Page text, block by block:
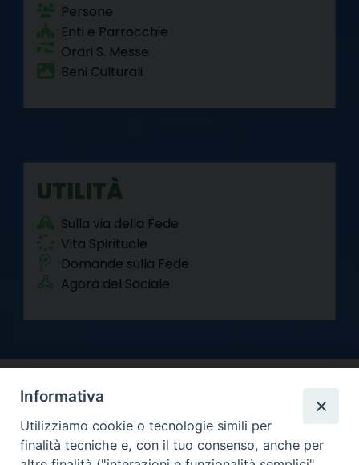
Persone
Enti e Parrocchie
Orari S. Messe
Beni Culturali
UTILITÀ
Sulla via della Fede
Vita Spirituale
Domande sulla Fede
Agorà del Sociale
Informativa
Utilizziamo cookie o tecnologie simili per
finalità tecniche e, con il tuo consenso, anche per